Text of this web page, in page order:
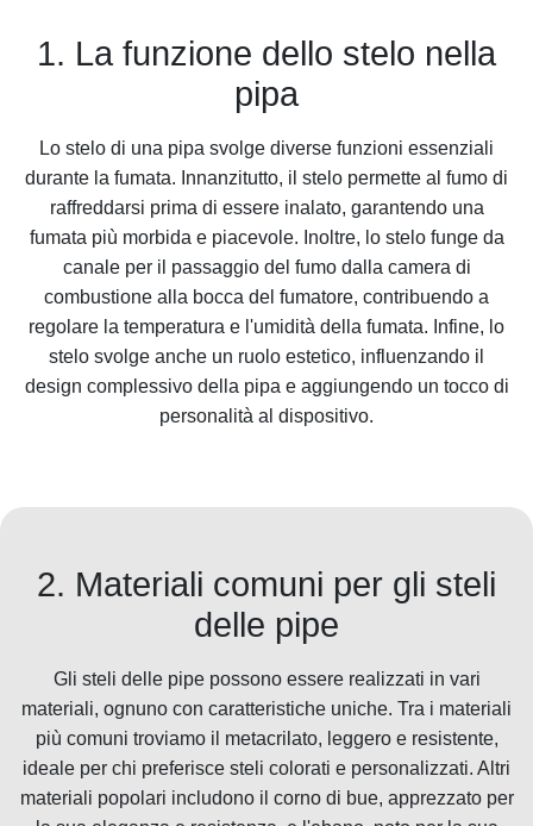
1. La funzione dello stelo nella
pipa
Lo stelo di una pipa svolge diverse funzioni essenziali
durante la fumata. Innanzitutto, il stelo permette al fumo di
raffreddarsi prima di essere inalato, garantendo una
fumata più morbida e piacevole. Inoltre, lo stelo funge da
canale per il passaggio del fumo dalla camera di
combustione alla bocca del fumatore, contribuendo a
regolare la temperatura e l'umidità della fumata. Infine, lo
stelo svolge anche un ruolo estetico, influenzando il
design complessivo della pipa e aggiungendo un tocco di
personalità al dispositivo.
2. Materiali comuni per gli steli
delle pipe
Gli steli delle pipe possono essere realizzati in vari
materiali, ognuno con caratteristiche uniche. Tra i materiali
più comuni troviamo il metacrilato, leggero e resistente,
ideale per chi preferisce steli colorati e personalizzati. Altri
materiali popolari includono il corno di bue, apprezzato per